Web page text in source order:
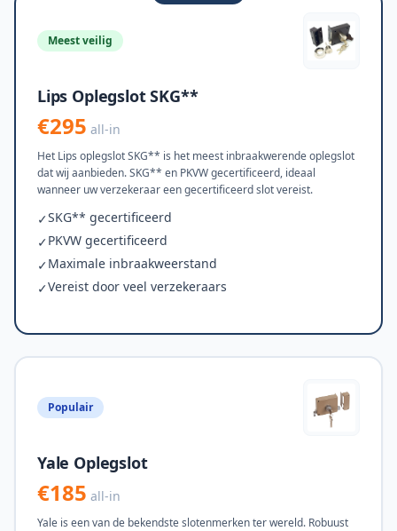
Meest veilig
Lips Oplegslot SKG**
€295 all-in
Het Lips oplegslot SKG** is het meest inbraakwerende oplegslot
dat wij aanbieden. SKG** en PKVW gecertificeerd, ideaal
wanneer uw verzekeraar een gecertificeerd slot vereist.
✓SKG** gecertificeerd
✓PKVW gecertificeerd
✓Maximale inbraakweerstand
✓Vereist door veel verzekeraars
Populair
Yale Oplegslot
€185 all-in
Yale is een van de bekendste slotenmerken ter wereld. Robuust